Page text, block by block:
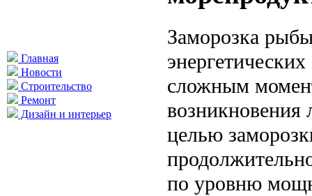
Главная
Новости
Строительство
Ремонт
Дизайн и интерьер
Заморозка
сложным
возникновения
целью
по уровню